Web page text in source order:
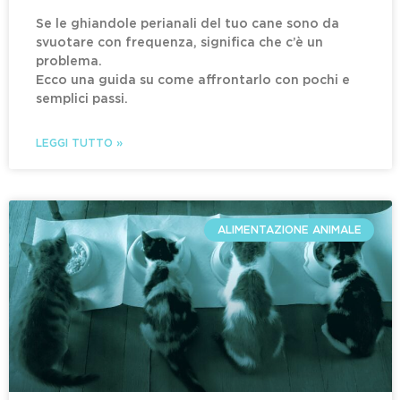
Se le ghiandole perianali del tuo cane sono da
svuotare con frequenza, significa che c’è un
problema.
Ecco una guida su come affrontarlo con pochi e
semplici passi.
LEGGI TUTTO »
ALIMENTAZIONE ANIMALE